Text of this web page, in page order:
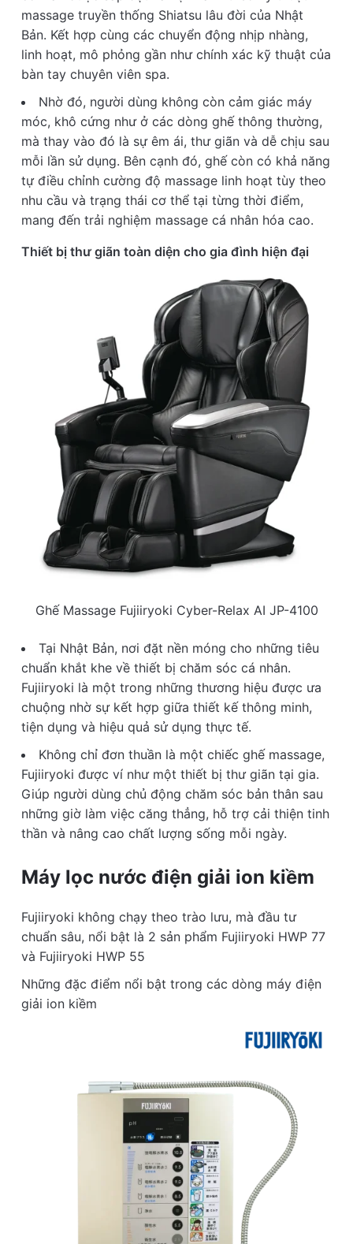
massage truyền thống Shiatsu lâu đời của Nhật
Bản. Kết hợp cùng các chuyển động nhịp nhàng,
linh hoạt, mô phỏng gần như chính xác kỹ thuật của
bàn tay chuyên viên spa.
Nhờ đó, người dùng không còn cảm giác máy
móc, khô cứng như ở các dòng ghế thông thường,
mà thay vào đó là sự êm ái, thư giãn và dễ chịu sau
mỗi lần sử dụng. Bên cạnh đó, ghế còn có khả năng
tự điều chỉnh cường độ massage linh hoạt tùy theo
nhu cầu và trạng thái cơ thể tại từng thời điểm,
mang đến trải nghiệm massage cá nhân hóa cao.
Thiết bị thư giãn toàn diện cho gia đình hiện đại
Ghế Massage Fujiiryoki Cyber-Relax AI JP-4100
Tại Nhật Bản, nơi đặt nền móng cho những tiêu
chuẩn khắt khe về thiết bị chăm sóc cá nhân.
Fujiiryoki là một trong những thương hiệu được ưa
chuộng nhờ sự kết hợp giữa thiết kế thông minh,
tiện dụng và hiệu quả sử dụng thực tế.
Không chỉ đơn thuần là một chiếc ghế massage,
Fujiiryoki được ví như một thiết bị thư giãn tại gia.
Giúp người dùng chủ động chăm sóc bản thân sau
những giờ làm việc căng thẳng, hỗ trợ cải thiện tinh
thần và nâng cao chất lượng sống mỗi ngày.
Máy lọc nước điện giải ion kiềm
Fujiiryoki không chạy theo trào lưu, mà đầu tư
chuẩn sâu, nổi bật là 2 sản phẩm Fujiiryoki HWP 77
và Fujiiryoki HWP 55
Những đặc điểm nổi bật trong các dòng máy điện
giải ion kiềm